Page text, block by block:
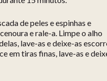
de peles e espinhas e
e rale-a. Limpe o alho
lave-as e deixe-as
em tiras finas, lave-as e